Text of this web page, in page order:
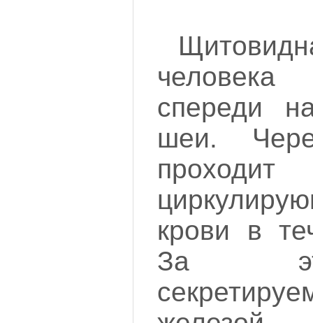
спереди
шеи.
крови в
За